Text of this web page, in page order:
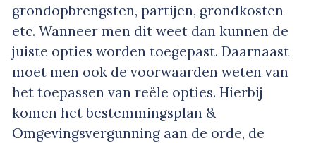
grondopbrengsten, partijen, grondkosten
etc. Wanneer men dit weet dan kunnen de
juiste opties worden toegepast. Daarnaast
moet men ook de voorwaarden weten van
het toepassen van reële opties. Hierbij
komen het bestemmingsplan &
Omgevingsvergunning aan de orde, de